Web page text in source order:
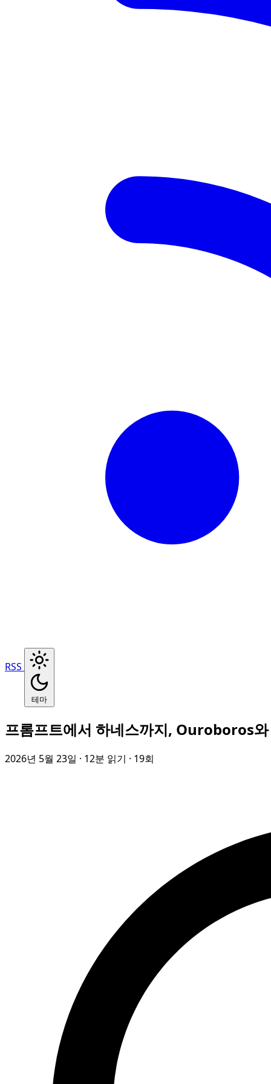
RSS
테마
프롬프트에서 하네스까지, Ouroboros
2026년 5월 23일 · 12분 읽기 · 19회